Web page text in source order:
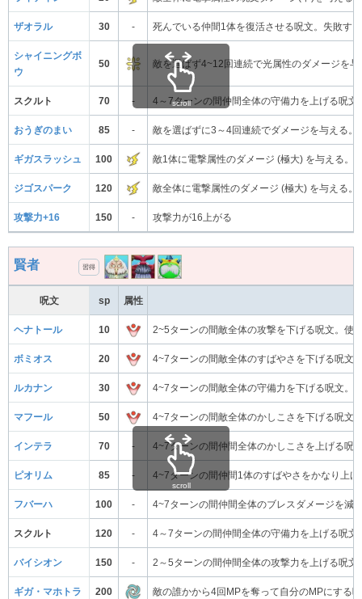
ザオラル 30 - 死んでいる仲間1体を復活させる呪文。失敗す
シャイニングボ
ウ
50 敵を選ばず4~12回連続で光属性のダメージを与
スクルト 70 - 4～7ターンの間仲間全体の守備力を上げる呪文
おうぎのまい 85 - 敵を選ばずに3～4回連続でダメージを与える
ギガスラッシュ 100 敵1体に電撃属性のダメージ (極大) を与える。
ジゴスパーク 120 敵全体に電撃属性のダメージ (極大) を与える
攻撃力+16 150 - 攻撃力が16上がる
scroll
賢者 習得
呪文 sp 属性
ヘナトール 10 2~5ターンの間敵全体の攻撃を下げる呪文。使
ボミオス 20 4~7ターンの間敵全体のすばやさを下げる呪文
ルカナン 30 4~7ターンの間敵全体の守備力を下げる呪文。
マフール 50 4~7ターンの間敵全体のかしこさを下げる呪文
インテラ 70 - 4~7ターンの間仲間全体のかしこさを上げる呪
ピオリム 85 - 4~7ターンの間仲間1体のすばやさをかなり上げ
フバーハ 100 - 4~7ターンの間仲間全体のブレスダメージを減
スクルト 120 - 4～7ターンの間仲間全体の守備力を上げる呪文
バイシオン 150 - 2～5ターンの間仲間全体の攻撃力を上げる呪文
ギガ・マホトラ 200 敵の誰かから4回MPを奪って自分のMPにする
scroll